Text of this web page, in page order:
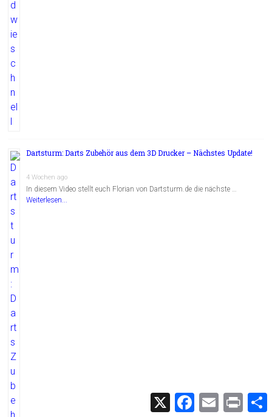
Dartsturm: Darts Zubehör aus dem 3D Drucker – Nächstes Update!
4 Wochen ago
In diesem Video stellt euch Florian von Dartsturm.de die nächste …
Weiterlesen...
X
F
E
m
P